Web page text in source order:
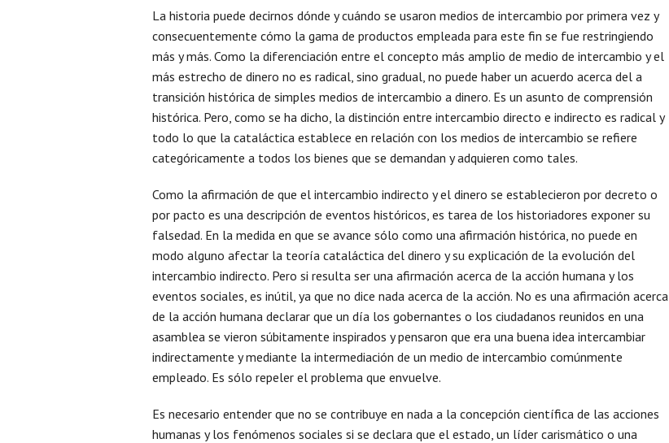
La historia puede decirnos dónde y cuándo se usaron medios de intercambio por primera vez y
consecuentemente cómo la gama de productos empleada para este fin se fue restringiendo
más y más. Como la diferenciación entre el concepto más amplio de medio de intercambio y el
más estrecho de dinero no es radical, sino gradual, no puede haber un acuerdo acerca del a
transición histórica de simples medios de intercambio a dinero. Es un asunto de comprensión
histórica. Pero, como se ha dicho, la distinción entre intercambio directo e indirecto es radical y
todo lo que la cataláctica establece en relación con los medios de intercambio se refiere
categóricamente a todos los bienes que se demandan y adquieren como tales.
Como la afirmación de que el intercambio indirecto y el dinero se establecieron por decreto o
por pacto es una descripción de eventos históricos, es tarea de los historiadores exponer su
falsedad. En la medida en que se avance sólo como una afirmación histórica, no puede en
modo alguno afectar la teoría cataláctica del dinero y su explicación de la evolución del
intercambio indirecto. Pero si resulta ser una afirmación acerca de la acción humana y los
eventos sociales, es inútil, ya que no dice nada acerca de la acción. No es una afirmación acerca
de la acción humana declarar que un día los gobernantes o los ciudadanos reunidos en una
asamblea se vieron súbitamente inspirados y pensaron que era una buena idea intercambiar
indirectamente y mediante la intermediación de un medio de intercambio comúnmente
empleado. Es sólo repeler el problema que envuelve.
Es necesario entender que no se contribuye en nada a la concepción científica de las acciones
humanas y los fenómenos sociales si se declara que el estado, un líder carismático o una